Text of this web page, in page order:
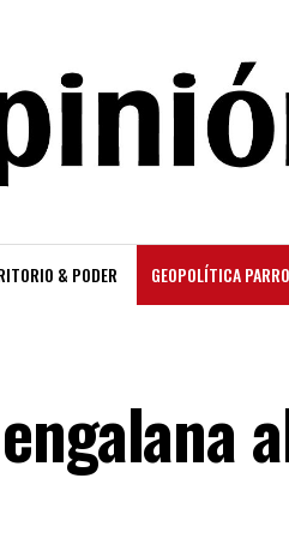
& PODER GEOPOLÍTICA